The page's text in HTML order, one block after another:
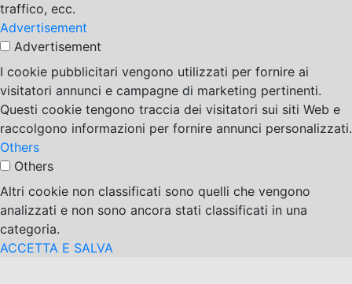
traffico, ecc.
Advertisement
Advertisement
I cookie pubblicitari vengono utilizzati per fornire ai
visitatori annunci e campagne di marketing pertinenti.
Questi cookie tengono traccia dei visitatori sui siti Web e
raccolgono informazioni per fornire annunci personalizzati.
Others
Others
Altri cookie non classificati sono quelli che vengono
analizzati e non sono ancora stati classificati in una
categoria.
ACCETTA E SALVA